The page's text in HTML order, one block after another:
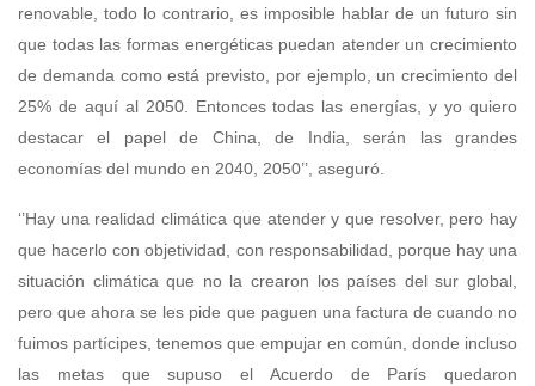
renovable, todo lo contrario, es imposible hablar de un futuro sin
que todas las formas energéticas puedan atender un crecimiento
de demanda como está previsto, por ejemplo, un crecimiento del
25% de aquí al 2050. Entonces todas las energías, y yo quiero
destacar el papel de China, de India, serán las grandes
economías del mundo en 2040, 2050’’, aseguró.
‘’Hay una realidad climática que atender y que resolver, pero hay
que hacerlo con objetividad, con responsabilidad, porque hay una
situación climática que no la crearon los países del sur global,
pero que ahora se les pide que paguen una factura de cuando no
fuimos partícipes, tenemos que empujar en común, donde incluso
las metas que supuso el Acuerdo de París quedaron